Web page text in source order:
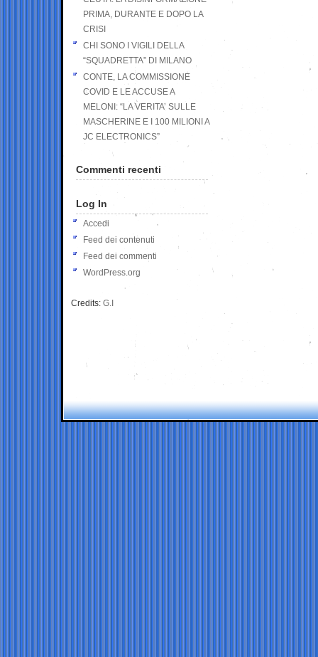
PRIMA, DURANTE E DOPO LA
CRISI
CHI SONO I VIGILI DELLA
“SQUADRETTA” DI MILANO
CONTE, LA COMMISSIONE
COVID E LE ACCUSE A
MELONI: “LA VERITA’ SULLE
MASCHERINE E I 100 MILIONI A
JC ELECTRONICS”
Commenti recenti
Log In
Accedi
Feed dei contenuti
Feed dei commenti
WordPress.org
Credits: G.I